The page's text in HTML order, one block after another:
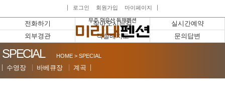
로그인 회원가입 마이페이지
전화하기 찾아오시는길
실시간예약
외부경관
객실배치도 문의답변
SPECIAL HOME > SPECIAL
수영장 바베큐장 계곡